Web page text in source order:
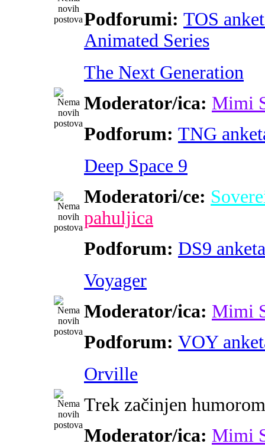
Podforumi: TOS
Animated Series
The Next Generation
Moderator/ica: Mimi
Podforum: TNG
Deep Space 9
Moderatori/ce:
pahuljica
Podforum: DS9 anketa
Voyager
Moderator/ica: Mimi
Podforum: VOY
Orville
Trek začinjen humorom
Moderator/ica: Mimi